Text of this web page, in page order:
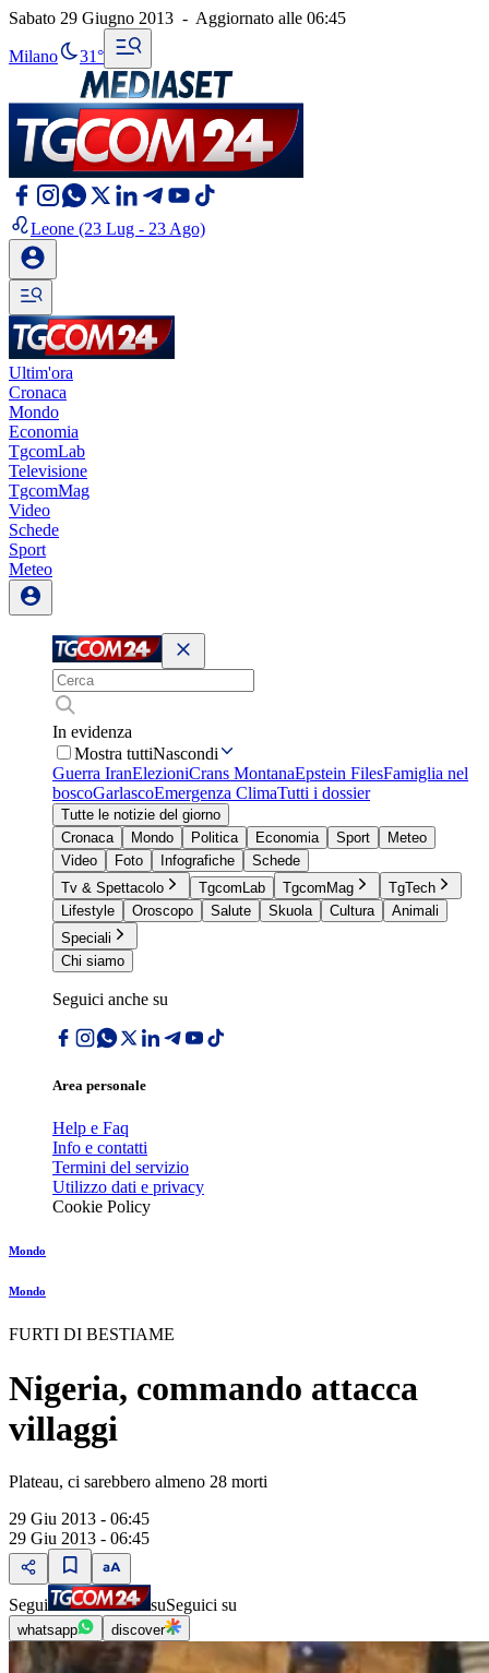
Sabato 29 Giugno 2013 - Aggiornato alle 06:45
Milano 31°
Leone (23 Lug - 23 Ago)
Ultim'ora
Cronaca
Mondo
Economia
TgcomLab
Televisione
TgcomMag
Video
Schede
Sport
Meteo
In evidenza
Mostra tuttiNascondi
Guerra IranElezioniCrans MontanaEpstein FilesFamiglia nel
boscoGarlascoEmergenza ClimaTutti i dossier
Tutte le notizie del giorno
Cronaca
Mondo Politica Economia Sport
Meteo
Video
Foto Infografiche
Schede
Tv & Spettacolo
TgcomLab TgcomMag
TgTech
Lifestyle
Oroscopo Salute Skuola Cultura
Animali
Speciali
Chi siamo
Seguici anche su
Area personale
Help e Faq
Info e contatti
Termini del servizio
Utilizzo dati e privacy
Cookie Policy
Mondo
Mondo
FURTI DI BESTIAME
Nigeria, commando attacca
villaggi
Plateau, ci sarebbero almeno 28 morti
29 Giu 2013 - 06:45
29 Giu 2013 - 06:45
Segui suSeguici su
whatsapp discover